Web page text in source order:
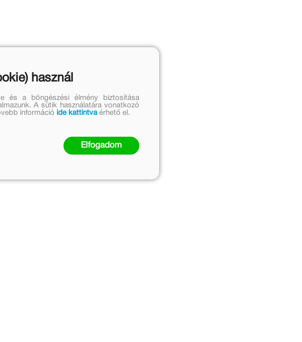
használ
és a böngészési élmény biztosítása
A sütik használatára vonatkozó
információ ide kattintvaérhető el.
Elfogadom